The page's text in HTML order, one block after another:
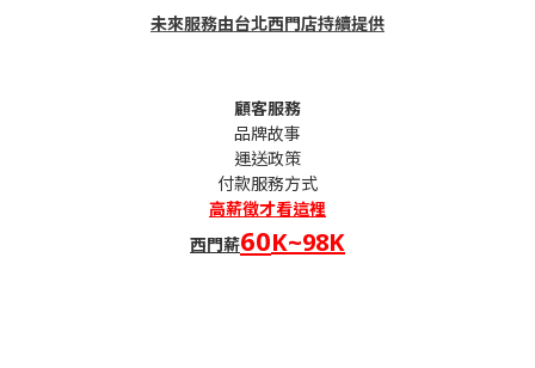
未來服務由台北西門店持續提供
顧客服務
品牌故事
運送政策
付款服務方式
高薪徵才看這裡
西門薪60K~98K